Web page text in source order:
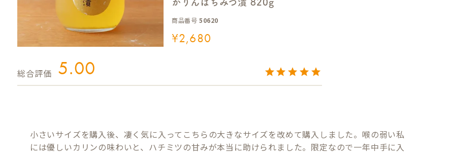
かりんはちみつ漬 820g
商品番号 50620
¥2,680
5.00
小さいサイズを購入後、凄く気に入ってこちらの大きなサイズを改めて購入しました。喉の弱い私
には優しいカリンの味わいと、ハチミツの甘みが本当に助けられました。限定なので一年中手に入